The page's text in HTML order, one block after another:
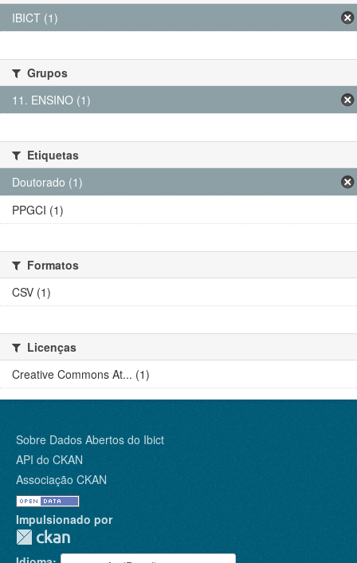
IBICT (1)
Grupos
11. ENSINO (1)
Etiquetas
Doutorado (1)
PPGCI (1)
Formatos
CSV (1)
Licenças
Creative Commons At... (1)
Sobre Dados Abertos do Ibict
API do CKAN
Associação CKAN
Impulsionado por